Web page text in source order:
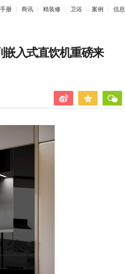
册 商讯 精装修 卫浴 案例 信息
入式直饮机重磅来